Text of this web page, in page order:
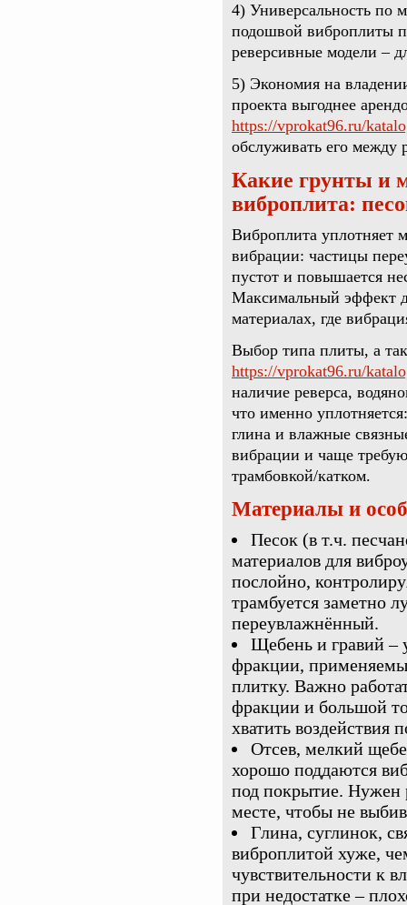
4) Универсальность по
подошвой виброплиты
реверсивные модели –
5) Экономия на
проекта выгоднее
https://vprokat96.ru/
обслуживать его между
Какие грунты и
виброплита:
Виброплита уплотняет
вибрации: частицы
пустот и повышается
Максимальный эффект
материалах, где
Выбор типа плиты, а
https://vprokat96.ru/
наличие реверса,
что именно
глина и влажные
вибрации и чаще
трамбовкой/катком.
Материалы и
Песок (в т.ч.
материалов для
послойно,
трамбуется заметно
переувлажнённый.
Щебень и гравий –
фракции,
плитку. Важно
фракции и большой
хватить воздействия
Отсев, мелкий
хорошо поддаются
под покрытие. Нужен
месте, чтобы не
Глина, суглинок,
виброплитой хуже,
чувствительности к
при недостатке –